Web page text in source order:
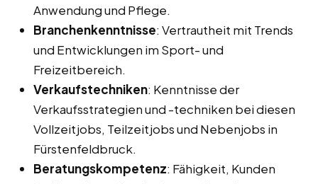
Anwendung und Pflege.
Branchenkenntnisse: Vertrautheit mit Trends
und Entwicklungen im Sport- und
Freizeitbereich.
Verkaufstechniken: Kenntnisse der
Verkaufsstrategien und -techniken bei diesen
Vollzeitjobs, Teilzeitjobs und Nebenjobs in
Fürstenfeldbruck.
Beratungskompetenz: Fähigkeit, Kunden